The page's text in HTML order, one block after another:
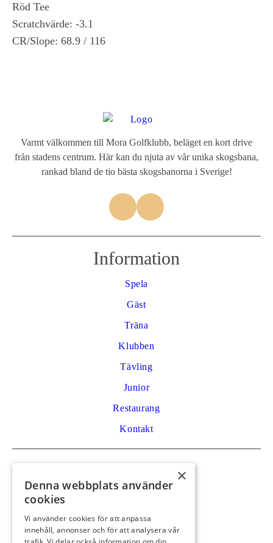
Röd Tee
Scratchvärde: -3.1
CR/Slope: 68.9 / 116
Varmt välkommen till Mora Golfklubb, beläget en kort drive
från stadens centrum. Här kan du njuta av vår unika skogsbana,
rankad bland de tio bästa skogsbanorna i Sverige!
Information
Spela
Gäst
Träna
Klubben
Tävling
Junior
Restaurang
Kontakt
0250 59 29 91
info@moragk.se
×
Denna webbplats använder
cookies
Vi använder cookies för att anpassa
innehåll, annonser och för att analysera vår